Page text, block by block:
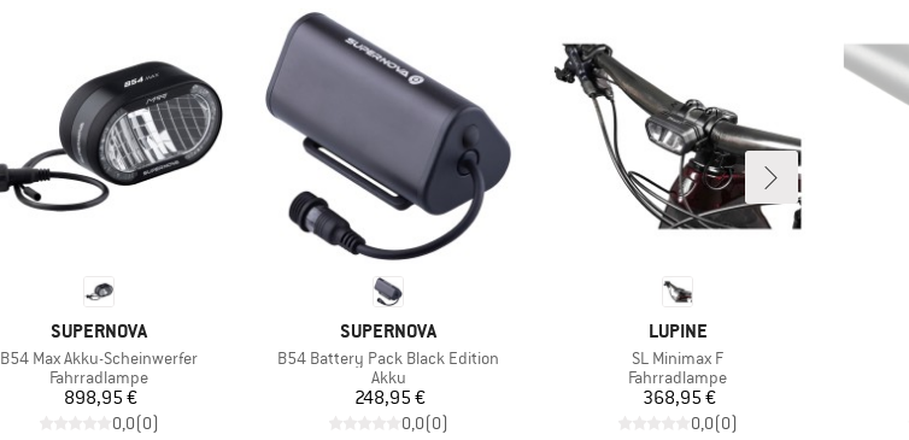
MARKE
SUPERNOVA
Artikel
B54 Max Akku-Scheinwerfer
Produktgruppe
Fahrradlampe
Preis
898,95 €
0,0(0)
MARKE
SUPERNOVA
Artikel
B54 Battery Pack Black Edition
Produktgruppe
Akku
Preis
248,95 €
0,0(0)
MARKE
LUPINE
Artikel
SL Minimax F
Produktgruppe
Fahrradlampe
Preis
368,95 €
0,0(0)